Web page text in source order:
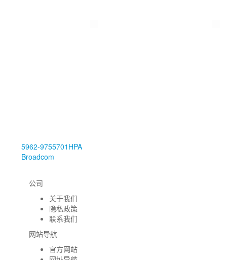
5962-9755701HPA
Broadcom
公司
关于我们
隐私政策
联系我们
网站导航
官方网站